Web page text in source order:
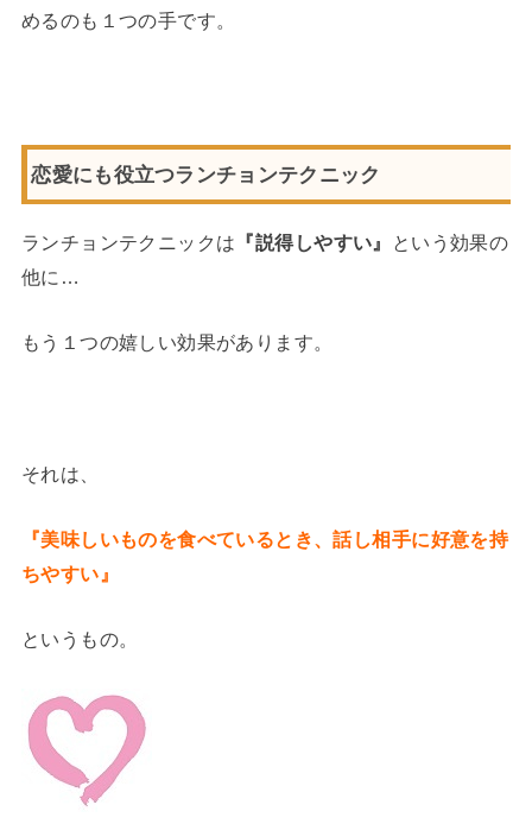
めるのも１つの手です。
恋愛にも役立つランチョンテクニック
ランチョンテクニックは 『説得しやすい』
という効果の
他に…
もう１つの嬉しい効果があります。
それは、
『美味しいものを食べているとき、話し相手に好意を持
ちやすい』
というもの。